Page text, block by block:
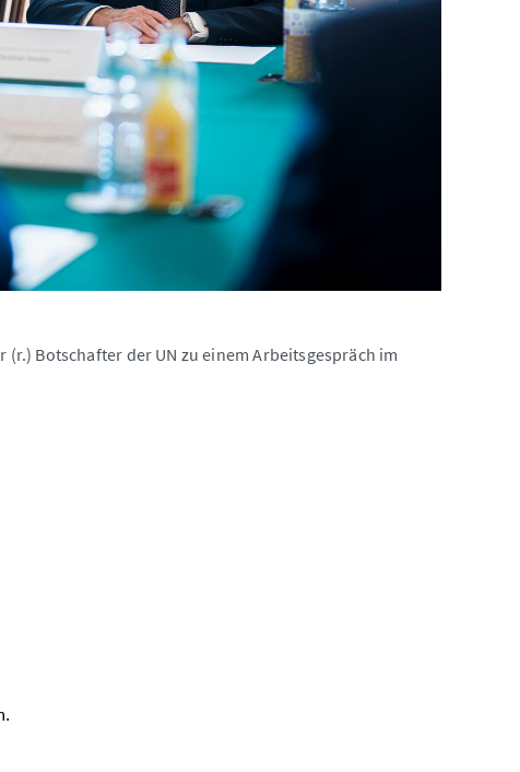
Botschafter der UN zu einem Arbeitsgespräch im